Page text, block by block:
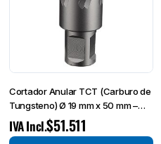
Cortador Anular TCT (Carburo de
Tungsteno) Ø 19 mm x 50 mm –
Broca de Corte-
$51.511
IVA Incl.